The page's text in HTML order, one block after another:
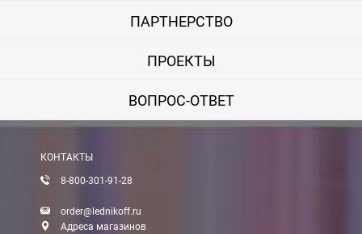
Вы можете оплатить заказ непосредственно при получении
Вы можете оплатить заказ по выставленному счету в любом
Доставка:
ПАРТНЕРСТВО
ПРОЕКТЫ
ВОПРОС-ОТВЕТ
КОНТАКТЫ
8-800-301-91-28
order@lednikoff.ru
Адреса магазинов